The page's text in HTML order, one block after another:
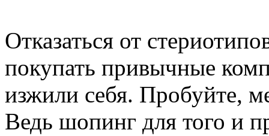
Отказаться от
покупать привычные
изжили себя. Пробуйте,
Ведь шопинг для того и